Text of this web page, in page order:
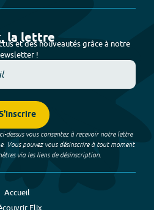
la lettre
et des nouveautés grâce à notre
!
dessus vous consentez à recevoir notre lettre
Vous pouvez vous désinscrire à tout moment
via les liens de désinscription.
Accueil
Elix